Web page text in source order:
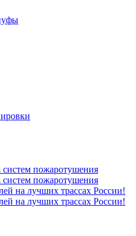
систем пожаротушения
систем пожаротушения
на лучших трассах России!
на лучших трассах России!